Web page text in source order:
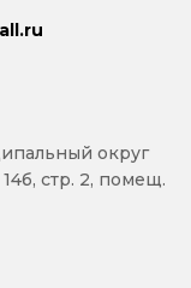
округ
стр. 2, помещ.